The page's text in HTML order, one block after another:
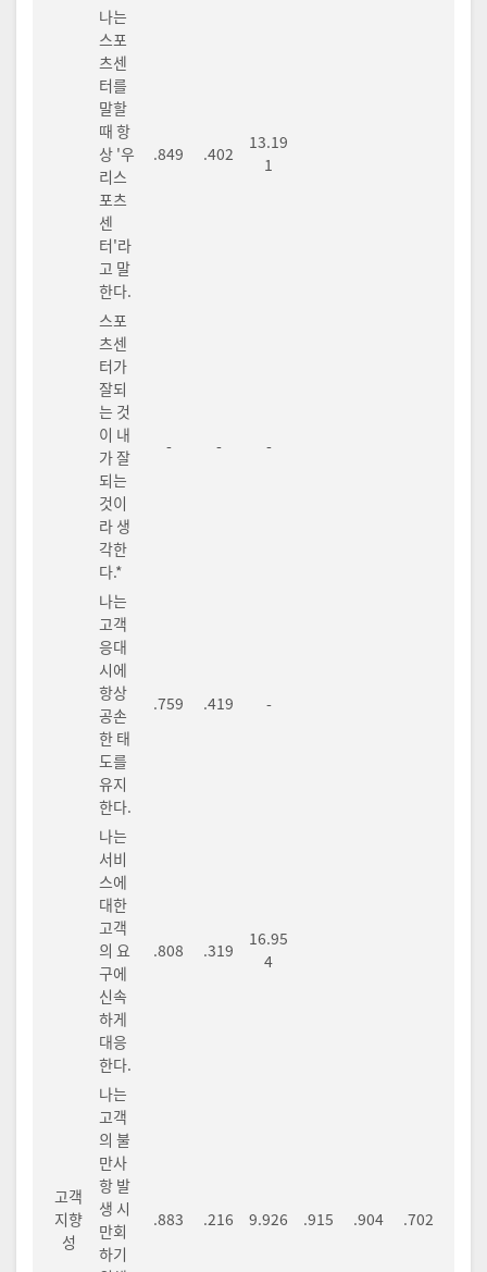
나는
스포
츠센
터를
말할
때 항
상 '우
리스
포츠
센
터'라
고 말
한다.
.849 .402
13.19
1
스포
츠센
터가
잘되
는 것
이 내
가 잘
되는
것이
라 생
각한
다.*
- - -
고객
지향
성
나는
고객
응대
시에
항상
공손
한 태
도를
유지
한다.
.759 .419 -
.915 .904 .702
나는
서비
스에
대한
고객
의 요
구에
신속
하게
대응
한다.
.808 .319
16.95
4
나는
고객
의 불
만사
항 발
생 시
만회
하기
.883 .216 9.926